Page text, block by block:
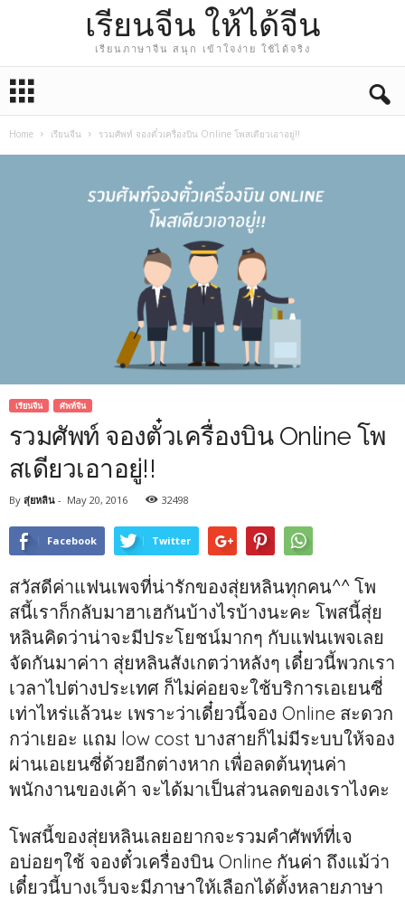
เรียนจีน ให้ได้จีน
เรียนภาษาจีน สนุก เข้าใจง่าย ใช้ได้จริง
Home เรียนจีน รวมศัพท์ จองตั๋วเครื่องบิน Online โพสเดียวเอาอยู่!!
เรียนจีน ศัพท์จีน
รวมศัพท์ จองตั๋วเครื่องบิน Online โพ
สเดียวเอาอยู่!!
By สุ่ยหลิน - May 20, 2016 32498
Facebook Twitter
สวัสดีค่าแฟนเพจที่น่ารักของสุ่ยหลินทุกคน^^ โพ
สนี้เราก็กลับมาฮาเฮกันบ้างไรบ้างนะคะ โพสนี้สุ่ย
หลินคิดว่าน่าจะมีประโยชน์มากๆ กับแฟนเพจเลย
จัดกันมาค่าา สุ่ยหลินสังเกตว่าหลังๆ เดี๋ยวนี้พวกเรา
เวลาไปต่างประเทศ ก็ไม่ค่อยจะใช้บริการเอเยนซี่
เท่าไหร่แล้วนะ เพราะว่าเดี๋ยวนี้จอง Online สะดวก
กว่าเยอะ แถม low cost บางสายก็ไม่มีระบบให้จอง
ผ่านเอเยนซี่ด้วยอีกต่างหาก เพื่อลดต้นทุนค่า
พนักงานของเค้า จะได้มาเป็นส่วนลดของเราไงคะ
โพสนี้ของสุ่ยหลินเลยอยากจะรวมคำศัพท์ที่เจ
อบ่อยๆใช้ จองตั๋วเครื่องบิน Online กันค่า ถึงแม้ว่า
เดี๋ยวนี้บางเว็บจะมีภาษาให้เลือกได้ตั้งหลายภาษา